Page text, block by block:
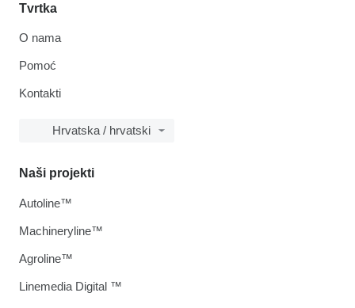
Tvrtka
O nama
Pomoć
Kontakti
Hrvatska / hrvatski
Naši projekti
Autoline™
Machineryline™
Agroline™
Linemedia Digital ™